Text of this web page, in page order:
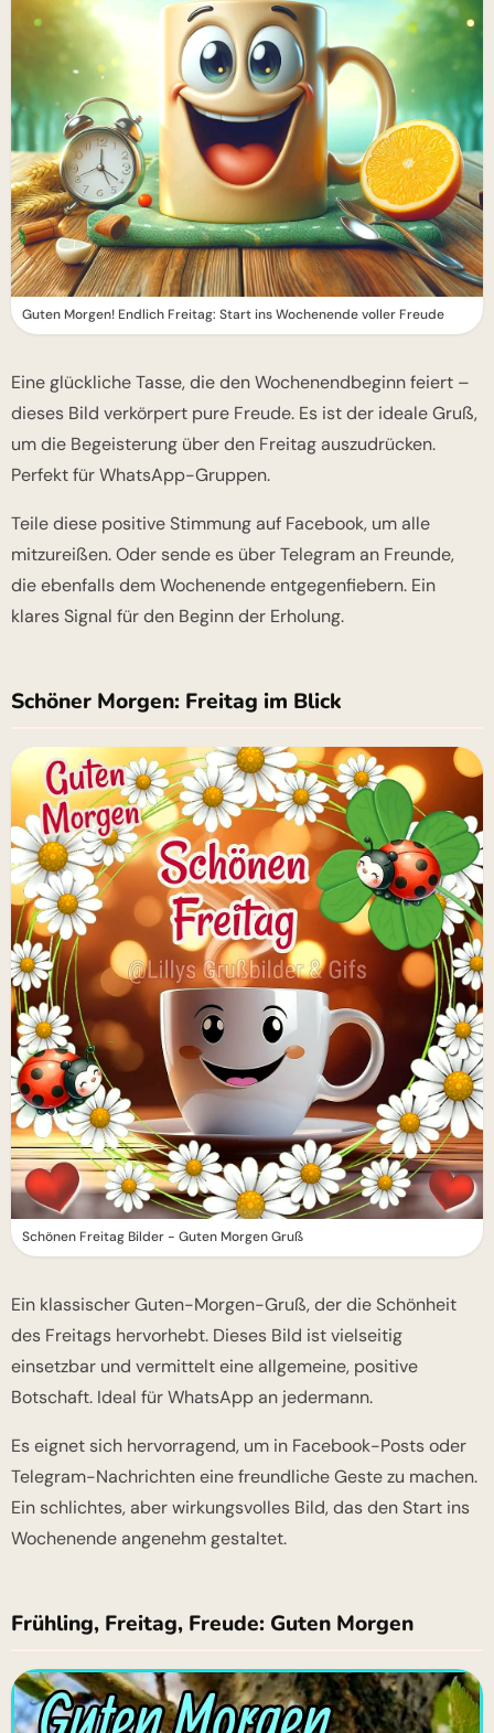
Guten Morgen! Endlich Freitag: Start ins Wochenende voller Freude
Eine glückliche Tasse, die den Wochenendbeginn feiert –
dieses Bild verkörpert pure Freude. Es ist der ideale Gruß,
um die Begeisterung über den Freitag auszudrücken.
Perfekt für WhatsApp-Gruppen.
Teile diese positive Stimmung auf Facebook, um alle
mitzureißen. Oder sende es über Telegram an Freunde,
die ebenfalls dem Wochenende entgegenfiebern. Ein
klares Signal für den Beginn der Erholung.
Schöner Morgen: Freitag im Blick
Schönen Freitag Bilder - Guten Morgen Gruß
Ein klassischer Guten-Morgen-Gruß, der die Schönheit
des Freitags hervorhebt. Dieses Bild ist vielseitig
einsetzbar und vermittelt eine allgemeine, positive
Botschaft. Ideal für WhatsApp an jedermann.
Es eignet sich hervorragend, um in Facebook-Posts oder
Telegram-Nachrichten eine freundliche Geste zu machen.
Ein schlichtes, aber wirkungsvolles Bild, das den Start ins
Wochenende angenehm gestaltet.
Frühling, Freitag, Freude: Guten Morgen